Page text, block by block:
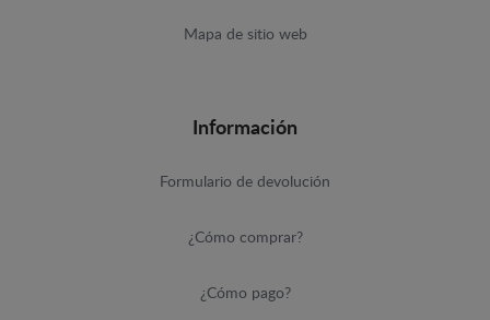
Mapa de sitio web
Información
Formulario de devolución
¿Cómo comprar?
¿Cómo pago?